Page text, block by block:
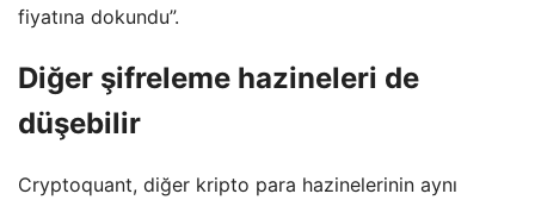
fiyatına dokundu”.
Diğer şifreleme hazineleri de
düşebilir
Cryptoquant, diğer kripto para hazinelerinin aynı